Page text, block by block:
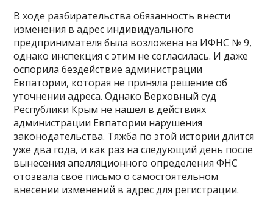
В ходе разбирательства обязанность внести
изменения в адрес индивидуального
предпринимателя была возложена на ИФНС № 9,
однако инспекция с этим не согласилась. И даже
оспорила бездействие администрации
Евпатории, которая не приняла решение об
уточнении адреса. Однако Верховный суд
Республики Крым не нашел в действиях
администрации Евпатории нарушения
законодательства. Тяжба по этой истории длится
уже два года, и как раз на следующий день после
вынесения апелляционного определения ФНС
отозвала своё письмо о самостоятельном
внесении изменений в адрес для регистрации.